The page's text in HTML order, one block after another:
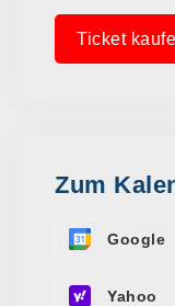
Ticket
Zum
Google
Yahoo